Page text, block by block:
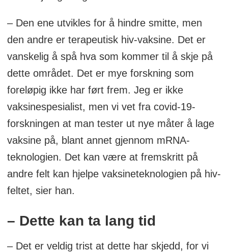
– Den ene utvikles for å hindre smitte, men
den andre er terapeutisk hiv-vaksine. Det er
vanskelig å spå hva som kommer til å skje på
dette området. Det er mye forskning som
foreløpig ikke har ført frem. Jeg er ikke
vaksinespesialist, men vi vet fra covid-19-
forskningen at man tester ut nye måter å lage
vaksine på, blant annet gjennom mRNA-
teknologien. Det kan være at fremskritt på
andre felt kan hjelpe vaksineteknologien på hiv-
feltet, sier han.
– Dette kan ta lang tid
– Det er veldig trist at dette har skjedd, for vi